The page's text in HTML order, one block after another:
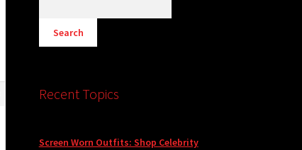
Recent Topics
Screen Worn Outfits: Shop Celebrity